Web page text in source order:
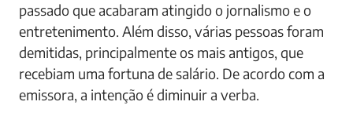
passado que acabaram atingido o jornalismo e o
entretenimento. Além disso, várias pessoas foram
demitidas, principalmente os mais antigos, que
recebiam uma fortuna de salário. De acordo com a
emissora, a intenção é diminuir a verba.